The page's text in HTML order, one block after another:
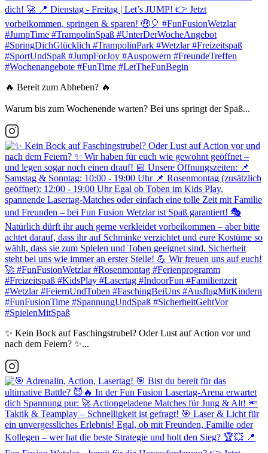
🔥 Bereit zum Abheben? 🔥
Warum bis zum Wochenende warten? Bei uns springt der Spaß...
✨ Kein Bock auf Faschingstrubel? Oder Lust auf Action vor und
nach dem Feiern? ✨...